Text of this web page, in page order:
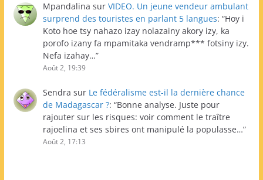
Mpandalina sur VIDEO. Un jeune vendeur ambulant
surprend des touristes en parlant 5 langues: “Hoy i
Koto hoe tsy nahazo izay nolazainy akory izy, ka
porofo izany fa mpamitaka vendramp*** fotsiny izy.
Nefa izahay…”
Août 2, 19:39
Sendra sur Le fédéralisme est-il la dernière chance
de Madagascar ?: “Bonne analyse. Juste pour
rajouter sur les risques: voir comment le traître
rajoelina et ses sbires ont manipulé la populasse…”
Août 2, 17:13